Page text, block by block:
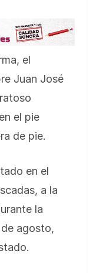
el
Juan José
el pie
de pie.
en el
a la
la
agosto,